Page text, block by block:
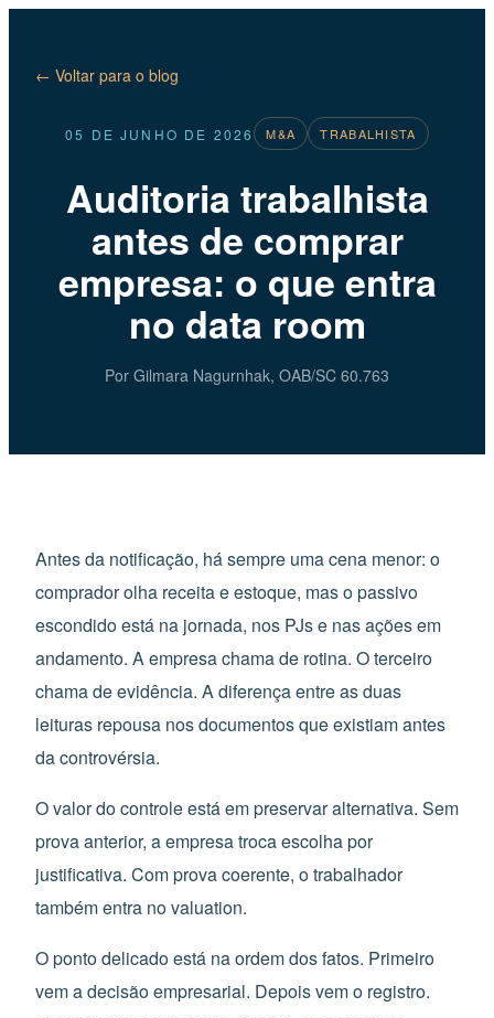
← Voltar para o blog
05 DE JUNHO DE 2026 M&A TRABALHISTA
Auditoria trabalhista
antes de comprar
empresa: o que entra
no data room
Por Gilmara Nagurnhak, OAB/SC 60.763
Antes da notificação, há sempre uma cena menor: o
comprador olha receita e estoque, mas o passivo
escondido está na jornada, nos PJs e nas ações em
andamento. A empresa chama de rotina. O terceiro
chama de evidência. A diferença entre as duas
leituras repousa nos documentos que existiam antes
da controvérsia.
O valor do controle está em preservar alternativa. Sem
prova anterior, a empresa troca escolha por
justificativa. Com prova coerente, o trabalhador
também entra no valuation.
O ponto delicado está na ordem dos fatos. Primeiro
vem a decisão empresarial. Depois vem o registro.